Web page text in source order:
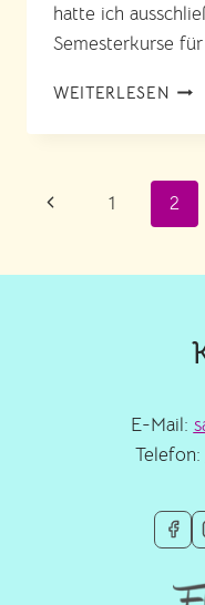
hatte ich
Semesterkurse
WEITERLESEN NEU:
IN
1030
Vorherige
1 2
E-Mail:
Telefon: